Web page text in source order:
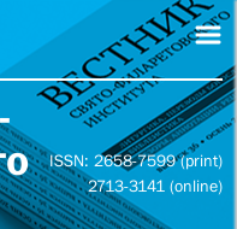
ISSN: 2658-7599 (print)
2713-3141 (online)